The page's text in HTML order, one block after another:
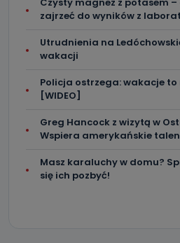
zajrzeć do wyników z
Utrudnienia na
wakacji
Policja ostrzega: wakacje
[WIDEO]
Greg Hancock z wizytą w
Wspiera amerykańskie
Masz karaluchy w domu?
się ich pozbyć!